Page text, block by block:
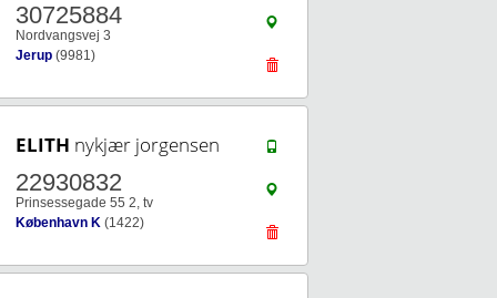
30725884
Nordvangsvej 3
Jerup (9981)
ELITH nykjær jorgensen
22930832
Prinsessegade 55 2, tv
København K (1422)